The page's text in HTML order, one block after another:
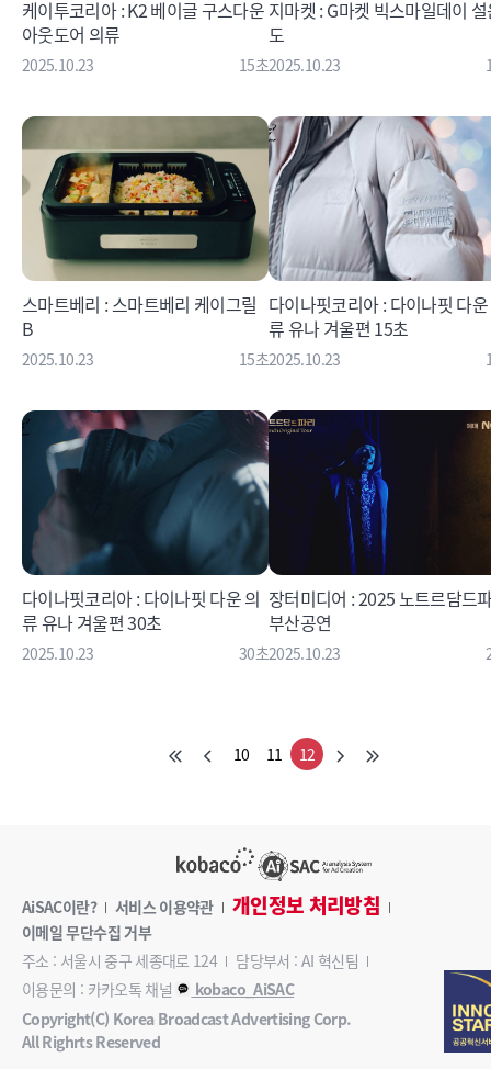
케이투코리아 : K2 베이글 구스다운
아웃도어 의류
2025.10.23 15초
지마켓 : G마켓 빅스마일데이
도
2025.10.23
스마트베리 : 스마트베리 케이그릴
B
2025.10.23 15초
다이나핏코리아 : 다이나핏 다
류 유나 겨울편 15초
2025.10.23
다이나핏코리아 : 다이나핏 다운 의
류 유나 겨울편 30초
2025.10.23 30초
장터미디어 : 2025 노트르담드
부산공연
2025.10.23
10 11 12
AiSAC이란? 서비스 이용약관 개인정보 처리방침
이메일 무단수집 거부
주소 : 서울시 중구 세종대로 124
담당부서 : AI 혁신팀
이용문의 : 카카오톡 채널
kobaco_AiSAC
Copyright(C) Korea Broadcast Advertising Corp.
All Righrts Reserved